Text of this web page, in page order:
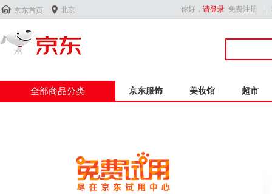
 京东首页  北京 你好， 请登录 免费注册
全部商品分类 京东服饰 美妆馆 超市